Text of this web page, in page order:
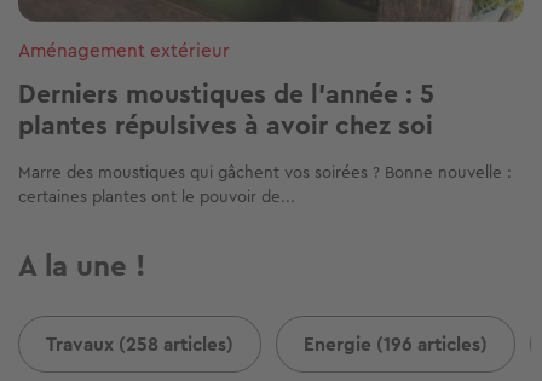
Aménagement extérieur
Derniers moustiques de l'année : 5
plantes répulsives à avoir chez soi
Marre des moustiques qui gâchent vos soirées ? Bonne nouvelle :
certaines plantes ont le pouvoir de...
A la une !
Travaux (258 articles) Energie (196 articles)